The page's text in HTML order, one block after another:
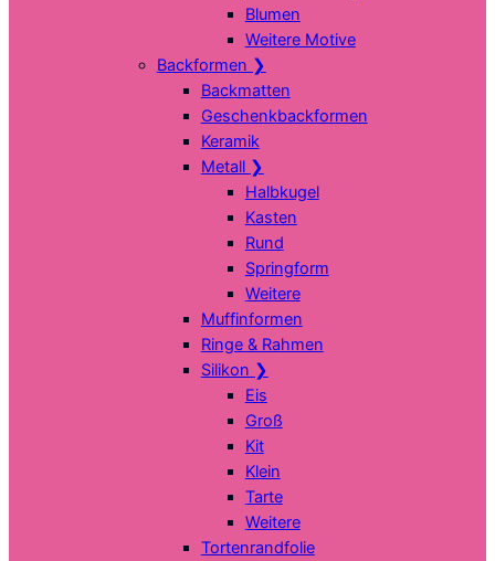
Blumen
Weitere Motive
Backformen ❯
Backmatten
Geschenkbackformen
Keramik
Metall ❯
Halbkugel
Kasten
Rund
Springform
Weitere
Muffinformen
Ringe & Rahmen
Silikon ❯
Eis
Groß
Kit
Klein
Tarte
Weitere
Tortenrandfolie